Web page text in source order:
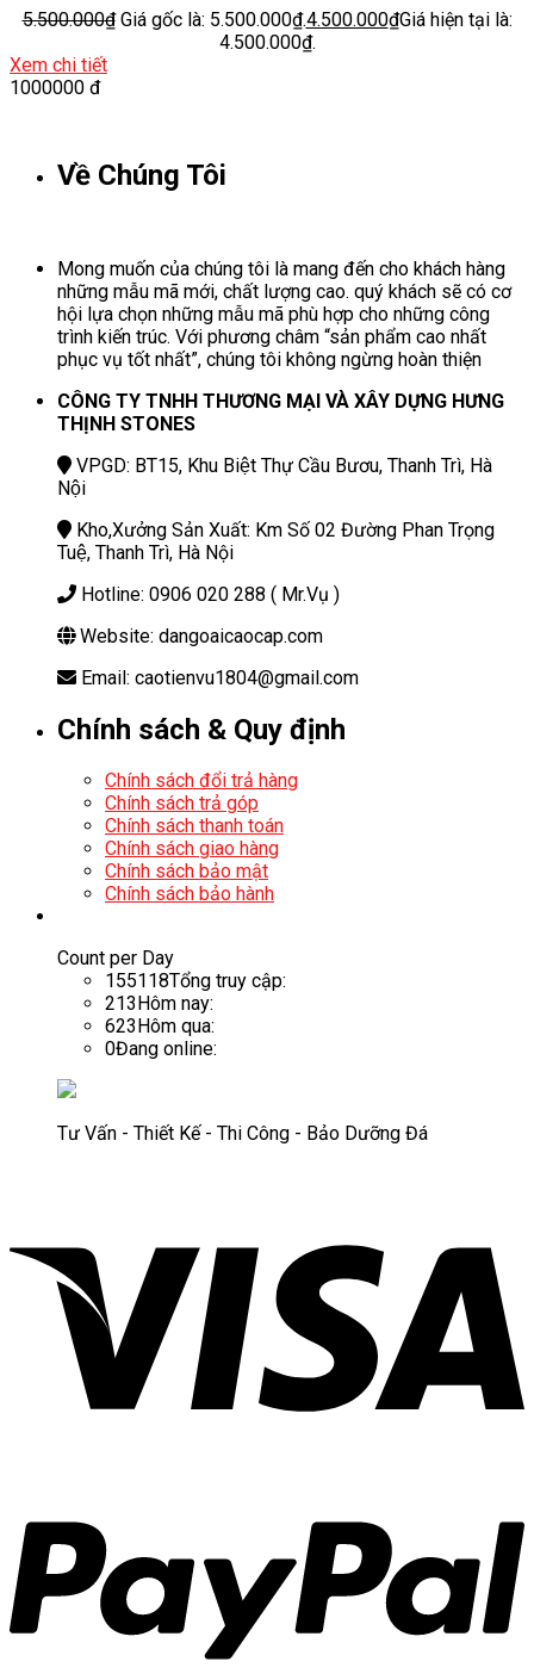
5.500.000₫ Giá gốc là: 5.500.000₫.4.500.000₫Giá hiện tại là:
4.500.000₫.
Xem chi tiết
1000000 đ
Về Chúng Tôi
Mong muốn của chúng tôi là mang đến cho khách hàng
những mẫu mã mới, chất lượng cao. quý khách sẽ có cơ
hội lựa chọn những mẫu mã phù hợp cho những công
trình kiến trúc. Với phương châm “sản phẩm cao nhất
phục vụ tốt nhất”, chúng tôi không ngừng hoàn thiện
CÔNG TY TNHH THƯƠNG MẠI VÀ XÂY DỰNG HƯNG
THỊNH STONES
VPGD: BT15, Khu Biệt Thự Cầu Bươu, Thanh Trì, Hà
Nội
Kho,Xưởng Sản Xuất: Km Số 02 Đường Phan Trọng
Tuệ, Thanh Trì, Hà Nội
Hotline: 0906 020 288 ( Mr.Vụ )
Website: dangoaicaocap.com
Email: caotienvu1804@gmail.com
Chính sách & Quy định
Chính sách đổi trả hàng
Chính sách trả góp
Chính sách thanh toán
Chính sách giao hàng
Chính sách bảo mật
Chính sách bảo hành
Count per Day
155118Tổng truy cập:
213 Hôm nay:
623 Hôm qua:
0Đang online:
Tư Vấn - Thiết Kế - Thi Công - Bảo Dưỡng Đá